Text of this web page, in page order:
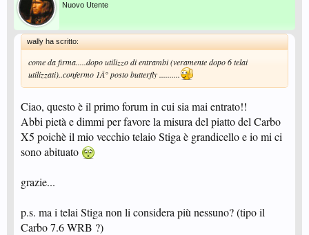
Nuovo Utente
wally ha scritto:
come da firma.....dopo utilizzo di entrambi (veramente dopo 6 telai
utilizzati)..confermo 1Â° posto butterfly ..........
Ciao, questo è il primo forum in cui sia mai entrato!!
Abbi pietà e dimmi per favore la misura del piatto del Carbo
X5 poichè il mio vecchio telaio Stiga è grandicello e io mi ci
sono abituato
grazie...
p.s. ma i telai Stiga non li considera più nessuno? (tipo il
Carbo 7.6 WRB ?)